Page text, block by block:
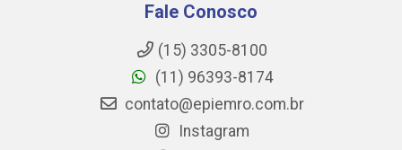
Fale Conosco
(15) 3305-8100
(11) 96393-8174
contato@epiemro.com.br
Instagram